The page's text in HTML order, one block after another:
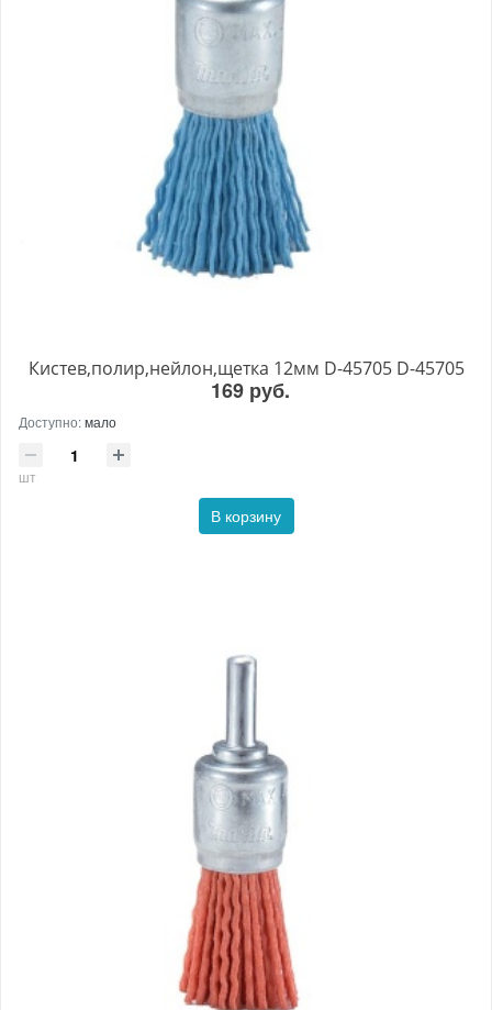
Кистев,полир,нейлон,щетка 12мм D-45705 D-45705
169 руб.
Доступно:мало
шт
В корзину